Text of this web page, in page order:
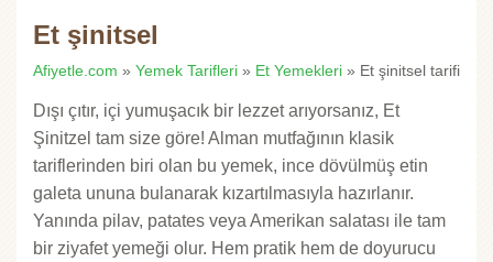
Et şinitsel
Afiyetle.com » Yemek Tarifleri » Et Yemekleri » Et şinitsel tarifi
Dışı çıtır, içi yumuşacık bir lezzet arıyorsanız, Et
Şinitzel tam size göre! Alman mutfağının klasik
tariflerinden biri olan bu yemek, ince dövülmüş etin
galeta ununa bulanarak kızartılmasıyla hazırlanır.
Yanında pilav, patates veya Amerikan salatası ile tam
bir ziyafet yemeği olur. Hem pratik hem de doyurucu